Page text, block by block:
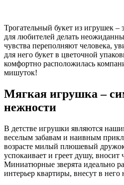
Трогательный букет из игрушек –
для любителей делать
чувства переполняют человека,
для него букет в цветочной
комфортно расположилась
мишуток!
Мягкая игрушка –
нежности
В детстве игрушки являются
веселым забавам и наивным
возрасте милый плюшевый
успокаивает и греет душу, вносит
Миниатюрные зверята идеально
интерьер квартиры, внесут в него